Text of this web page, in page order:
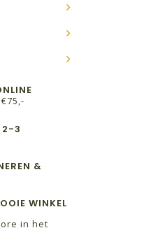
2-3
&
WINKEL
in het